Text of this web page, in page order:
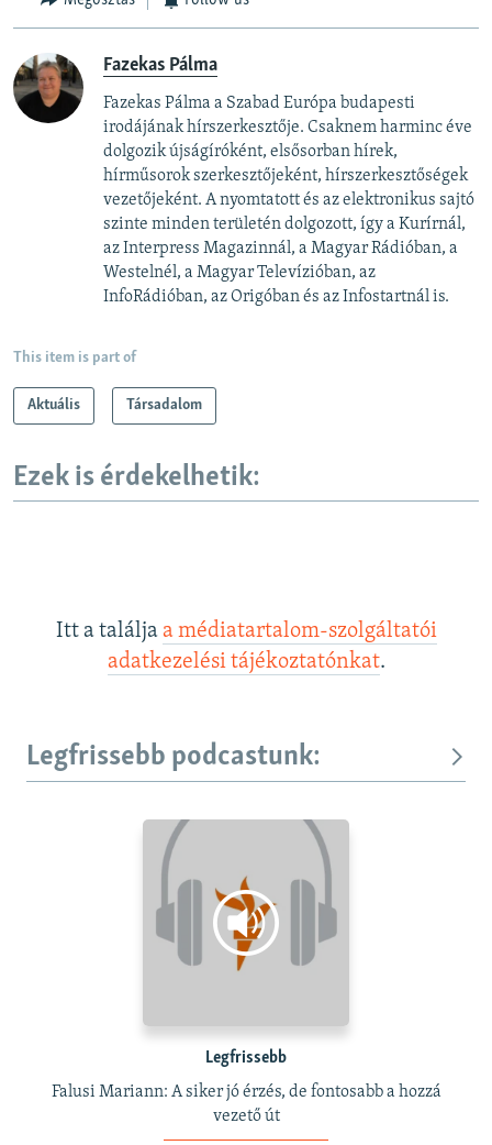
Fazekas Pálma
Fazekas Pálma a Szabad Európa budapesti
irodájának hírszerkesztője. Csaknem harminc éve
dolgozik újságíróként, elsősorban hírek,
hírműsorok szerkesztőjeként, hírszerkesztőségek
vezetőjeként. A nyomtatott és az elektronikus sajtó
szinte minden területén dolgozott, így a Kurírnál,
az Interpress Magazinnál, a Magyar Rádióban, a
Westelnél, a Magyar Televízióban, az
InfoRádióban, az Origóban és az Infostartnál is.
This item is part of
Aktuális Társadalom
Ezek is érdekelhetik:
Itt a találja a médiatartalom-szolgáltatói
adatkezelési tájékoztatónkat.
Legfrissebb podcastunk:
Legfrissebb
Falusi Mariann: A siker jó érzés, de fontosabb a hozzá
vezető út